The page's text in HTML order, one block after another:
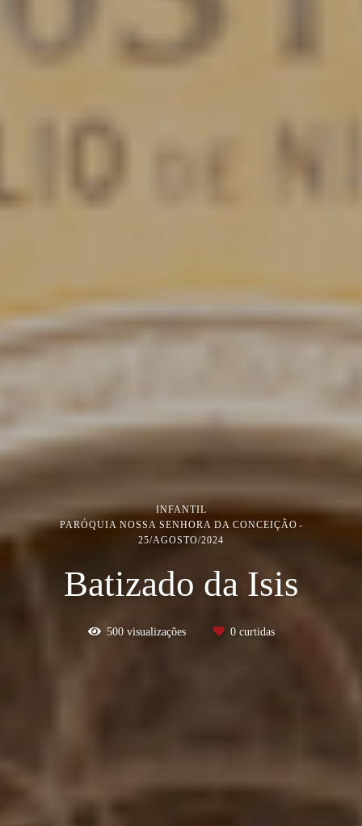
INFANTIL
PARÓQUIA NOSSA SENHORA DA CONCEIÇÃO
25/AGOSTO/2024
Batizado da Isis
500visualizações 0curtidas